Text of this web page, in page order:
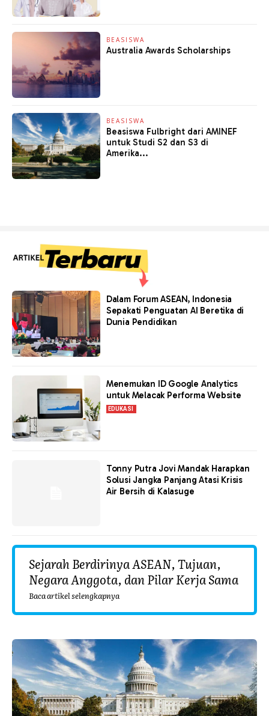
BEASISWA
Australia Awards Scholarships
BEASISWA
Beasiswa Fulbright dari AMINEF
untuk Studi S2 dan S3 di
Amerika...
Dalam Forum ASEAN, Indonesia
Sepakati Penguatan AI Beretika di
Dunia Pendidikan
Menemukan ID Google Analytics
untuk Melacak Performa Website
EDUKASI
Tonny Putra Jovi Mandak Harapkan
Solusi Jangka Panjang Atasi Krisis
Air Bersih di Kalasuge
Sejarah Berdirinya ASEAN, Tujuan,
Negara Anggota, dan Pilar Kerja Sama
Baca artikel selengkapnya